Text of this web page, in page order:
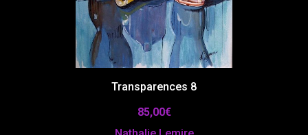
Transparences 8
85,00€